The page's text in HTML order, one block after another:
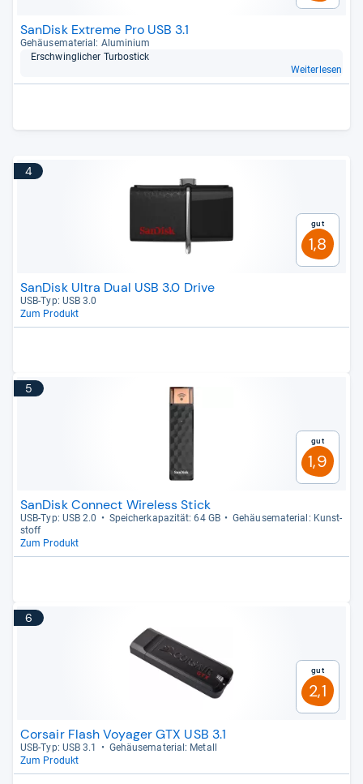
SanDisk Extreme Pro USB 3.1
Gehäu­se­ma­te­rial: Alu­mi­nium
Erschwing­li­cher Tur­bo­stick
Weiterlesen
4
Gut
1,8
SanDisk Ultra Dual USB 3.0 Drive
USB-​Typ: USB 3.0
Zum Produkt
5
Gut
1,9
SanDisk Connect Wireless Stick
USB-​Typ: USB 2.0 Spei­cher­ka­pa­zi­tät: 64 GB
Gehäu­se­ma­te­rial: Kunst­
stoff
Zum Produkt
6
Gut
2,1
Corsair Flash Voyager GTX USB 3.1
USB-​Typ: USB 3.1
Gehäu­se­ma­te­rial: Metall
Zum Produkt